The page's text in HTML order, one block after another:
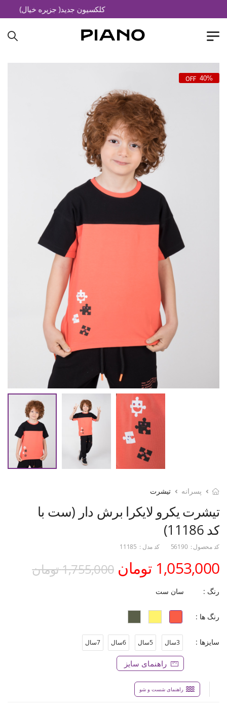
کلکسیون جدید( جزیره خیال)
40%
پسرانه تیشرت
تیشرت یکرو لایکرا برش دار (ست با
کد 11186)
کد محصول : 56190 کد مدل : 11185
1,053,000 تومان 1,755,000 تومان
رنگ : سان ست
رنگ ها :
سایزها : 3سال 5سال 6سال 7سال
راهنمای سایز
راهنمای شست و شو